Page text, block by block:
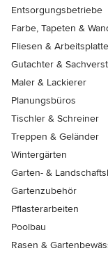
Entsorgungsbetriebe
Farbe, Tapeten &
Fliesen &
Gutachter &
Maler & Lackierer
Planungsbüros
Tischler & Schreiner
Treppen & Geländer
Wintergärten
Garten- &
Gartenzubehör
Pflasterarbeiten
Poolbau
Rasen &